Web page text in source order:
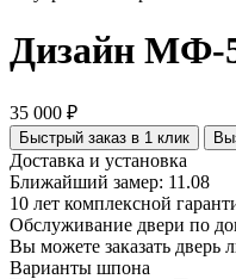
Дизайн МФ-
35 000 ₽
Быстрый заказ в 1 клик
Доставка и установка
Ближайший замер: 11.08
10 лет комплексной
Обслуживание двери по
Вы можете заказать дверь
Варианты шпона